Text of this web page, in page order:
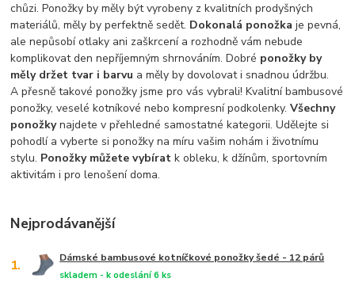
chůzi. Ponožky by měly být vyrobeny z kvalitních prodyšných
materiálů, měly by perfektně sedět. Dokonalá ponožka je pevná,
ale nepůsobí otlaky ani zaškrcení a rozhodně vám nebude
komplikovat den nepříjemným shrnováním. Dobré ponožky by
měly držet tvar i barvu a měly by dovolovat i snadnou údržbu.
A přesně takové ponožky jsme pro vás vybrali! Kvalitní bambusové
ponožky, veselé kotníkové nebo kompresní podkolenky.Všechny
ponožkynajdete v přehledné samostatné kategorii. Udělejte si
pohodlí a vyberte si ponožky na míru vašim nohám i životnímu
stylu. Ponožky můžete vybírat k obleku, k džínům, sportovním
aktivitám i pro lenošení doma.
Nejprodávanější
1. Dámské bambusové kotníčkové ponožky šedé - 12 párů
skladem - k odeslání 6 ks